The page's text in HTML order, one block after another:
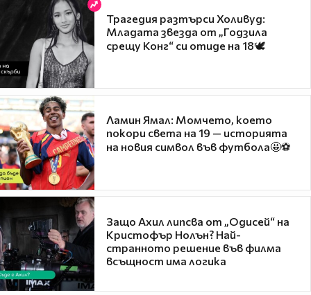
Трагедия разтърси Холивуд:
Младата звезда от „Годзила
срещу Конг“ си отиде на 18🕊️
Ламин Ямал: Момчето, което
покори света на 19 — историята
на новия символ във футбола🤩⚽
Защо Ахил липсва от „Одисей“ на
Кристофър Нолън? Най-
странното решение във филма
всъщност има логика